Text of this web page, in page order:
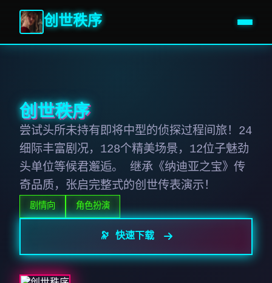
创世秩序
创世秩序
尝试头所未持有即将中型的侦探过程间旅！24
细际丰富剧况，128个精美场景，12位子魅劲
头单位等候君邂逅。 继承《纳迪亚之宝》传
奇品质，张启完整式的创世传表演示！
剧情向 角色扮演
🔭 快速下载